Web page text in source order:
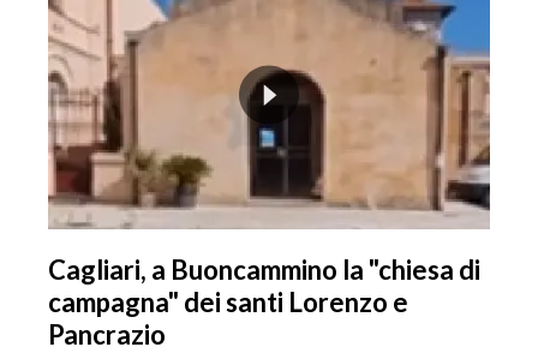
Cagliari, a Buoncammino la "chiesa di
campagna" dei santi Lorenzo e
Pancrazio